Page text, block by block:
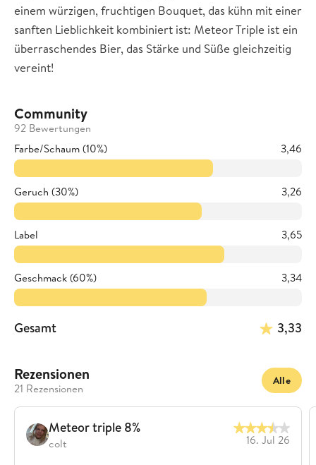
einem würzigen, fruchtigen Bouquet, das kühn mit einer
sanften Lieblichkeit kombiniert ist: Meteor Triple ist ein
überraschendes Bier, das Stärke und Süße gleichzeitig
vereint!
Community
92 Bewertungen
Farbe/Schaum (10%)
3,46
Geruch (30%) 3,26
Label 3,65
Geschmack (60%) 3,34
Gesamt 3,33
Rezensionen
21 Rezensionen
Alle
Meteor triple 8%
colt 16. Jul 26